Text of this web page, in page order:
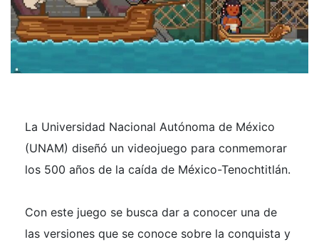
La Universidad Nacional Autónoma de México
(UNAM) diseñó un videojuego para conmemorar
los 500 años de la caída de México-Tenochtitlán.
Con este juego se busca dar a conocer una de
las versiones que se conoce sobre la conquista y